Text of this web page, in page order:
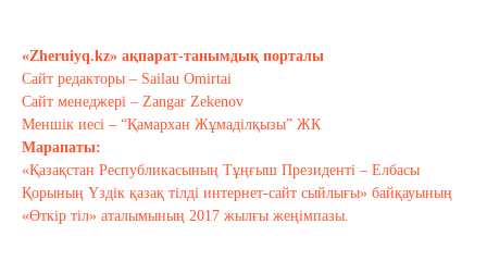
Тағы оқу
«Zheruiyq.kz» ақпарат-танымдық порталы
Сайт редакторы – Sailau Omirtai
Сайт менеджері – Zangar Zekenov
Меншік иесі – “Қамархан Жұмаділқызы” ЖК
Марапаты:
«Қазақстан Республикасының Тұңғыш Президенті – Елбасы
Қорының Үздік қазақ тілді интернет-сайт сыйлығы» байқауының
«Өткір тіл» аталымының 2017 жылғы жеңімпазы.